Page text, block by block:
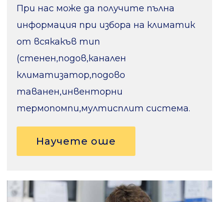
При нас може да получите пълна
информация при избора на климатик
от всякакъв тип
(стенен,подов,канален
климатизатор,подово
таванен,инвенторни
термопомпи,мултисплит система.
Научете оше